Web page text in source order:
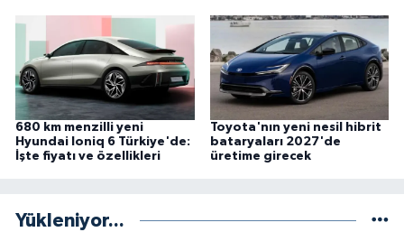
680 km menzilli yeni
Hyundai Ioniq 6 Türkiye'de:
İşte fiyatı ve özellikleri
Toyota'nın yeni nesil hibrit
bataryaları 2027'de
üretime girecek
Yükleniyor...